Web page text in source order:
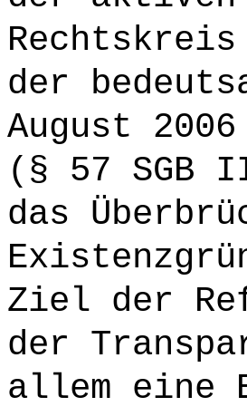
der
August
(§ 57 SGB
das
Ziel der
der
allem eine